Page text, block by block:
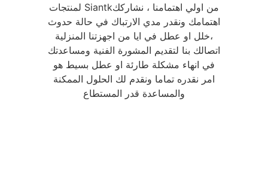
لمنتجات Siantkمن اولي اهتمامنا ، نشاركك
اهتمامك ونقدر مدي الارتباك في حالة حدوث
خلل او عطل في ايا من اجهزتنا المنزلية،
اتصالك بنا لتقديم المشورة الفنية ومساعدتك
في انهاء مشكلة طارئة او عطل بسيط هو
امر نقدره تماما ونقدم لك الحلول الممكنة
والمساعدة قدر المستطاع